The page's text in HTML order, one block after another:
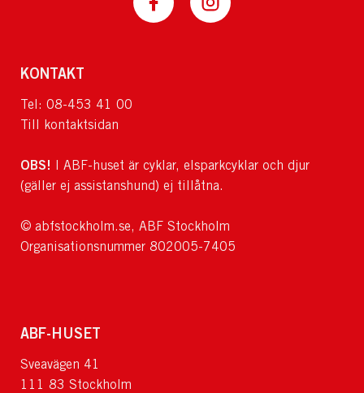
KONTAKT
Tel: 08-453 41 00
Till kontaktsidan
OBS! I ABF-huset är cyklar, elsparkcyklar och djur
(gäller ej assistanshund) ej tillåtna.
© abfstockholm.se, ABF Stockholm
Organisationsnummer 802005-7405
ABF-HUSET
Sveavägen 41
111 83 Stockholm